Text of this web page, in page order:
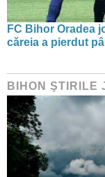
FC Bihor Oradea
căreia a pierdut
BIHON ŞTIRILE